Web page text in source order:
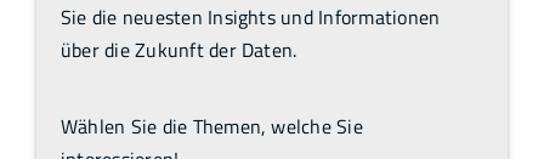
Sie die neuesten Insights und Informationen
über die Zukunft der Daten.
Wählen Sie die Themen, welche Sie